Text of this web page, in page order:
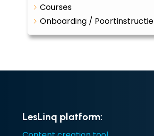
Courses
Onboarding / Poortinstructie
LesLinq platform: